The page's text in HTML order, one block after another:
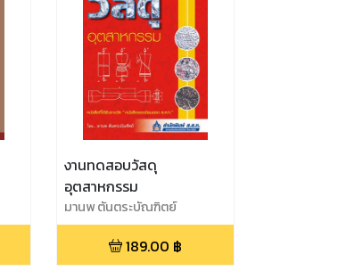
งานทดสอบวัสดุ
อุตสาหกรรม
มานพ ตันตระบัณฑิตย์
189.00 ฿